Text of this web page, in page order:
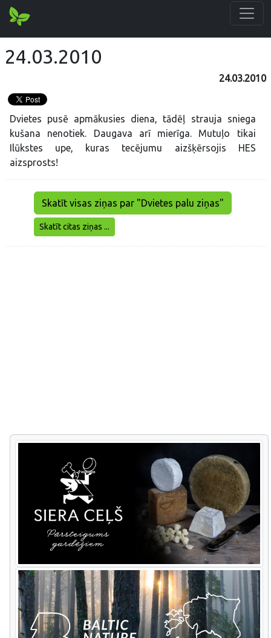
24.03.2010
24.03.2010
Dvietes pusē apmākusies diena, tādēļ strauja sniega
kušana nenotiek. Daugava arī mierīga. Mutuļo tikai
Ilūkstes upe, kuras tecējumu aizšķērsojis HES
aizsprosts!
Skatīt visas ziņas par "Dvietes palu ziņas"
Skatīt citas ziņas ...